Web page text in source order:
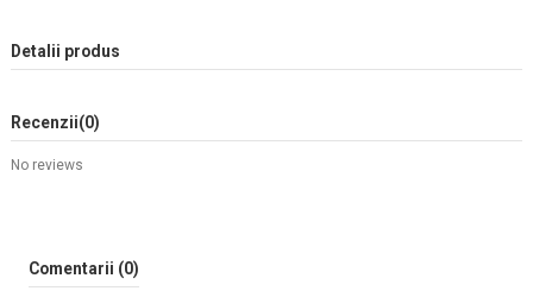
Detalii produs
Recenzii(0)
No reviews
Comentarii (0)